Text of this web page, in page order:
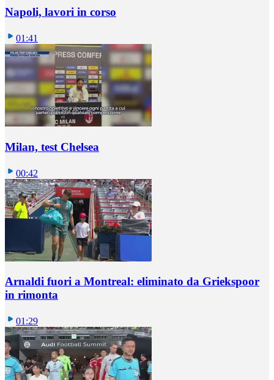
Napoli, lavori in corso
01:41
Milan, test Chelsea
00:42
Arnaldi fuori a Montreal: eliminato da Griekspoor
in rimonta
01:29